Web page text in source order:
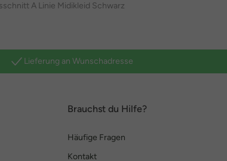
A Linie Midikleid Schwarz
Lieferung an Wunschadresse
Brauchst du Hilfe?
Häufige Fragen
Kontakt